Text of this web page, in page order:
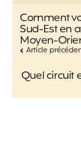
Post
Comment
Sud-Est en
Moyen-
Article
Quel circuit